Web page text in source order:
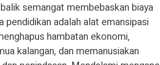
semangat membebaskan biaya
pendidikan adalah alat emansipasi
hambatan ekonomi,
kalangan, dan memanusiakan